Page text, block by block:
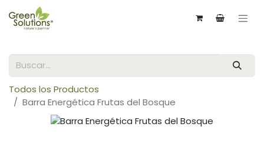
Todos los Productos
Barra Energética Frutas del Bosque